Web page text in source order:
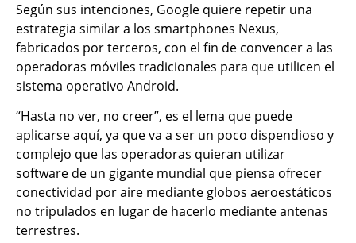
Según sus intenciones, Google quiere repetir una
estrategia similar a los smartphones Nexus,
fabricados por terceros, con el fin de convencer a las
operadoras móviles tradicionales para que utilicen el
sistema operativo Android.
“Hasta no ver, no creer”, es el lema que puede
aplicarse aquí, ya que va a ser un poco dispendioso y
complejo que las operadoras quieran utilizar
software de un gigante mundial que piensa ofrecer
conectividad por aire mediante globos aeroestáticos
no tripulados en lugar de hacerlo mediante antenas
terrestres.